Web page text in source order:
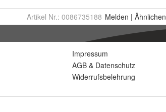
Artikel Nr.: 0086735188 Melden | Ähnlichen
Impressum
AGB & Datenschutz
Widerrufsbelehrung